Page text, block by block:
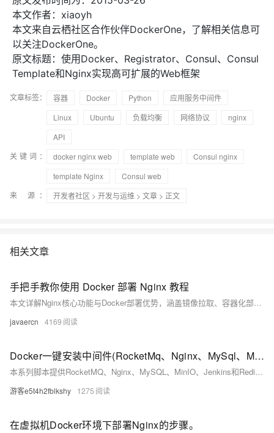
本文作者：xiaoyh
本文来自云栖社区合作伙伴DockerOne，了解相关信息可
以关注DockerOne。
原文标题：使用Docker、Registrator、Consul、Consul
Template和Nginx实现高可扩展的Web框架
文章标签： 容器 Docker Python
应用服务中间件
Linux
Ubuntu 负载均衡 网络协议
nginx
API
关键词：
docker nginx web template web
Consul nginx
template Nginx
Consul web
来 源：
开发者社区 > 开发与运维 > 文章 > 正文
相关文章
手把手教你使用 Docker 部署 Nginx 教程
本文详解Nginx核心功能与Docker部署优势，涵盖镜像拉取、容器化部署（快速、挂载、Compose）、HTTPS配置及常见问题处理，助力高效搭建稳定Web服务。
javaercn 4169
Docker一键安装中间件(RocketMq、Nginx、MySql、Minio、Jenkins、Redis）
本系列脚本提供RocketMQ、Nginx、MySQL、MinIO、Jenkins和Redis的Docker一键安装与配置方案，适用于快速部署微服务基础环境。
游客e5t4h2fblkshy 1275
在虚拟机Docker环境下部署Nginx的步骤。